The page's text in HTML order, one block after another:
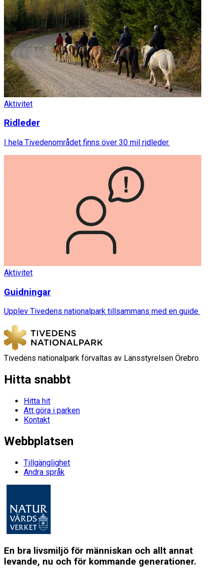
Aktivitet
Ridleder
I hela Tivedenområdet finns över 30 mil ridleder.
Aktivitet
Guidningar
Upplev Tivedens nationalpark tillsammans med en guide
Tivedens nationalpark förvaltas av Länsstyrelsen Örebro.
Hitta snabbt
Hitta hit
Att göra i parken
Kontakt
Webbplatsen
Tillgänglighet
Andra språk
En bra livsmiljö för människan och allt annat
levande, nu och för kommande generationer.